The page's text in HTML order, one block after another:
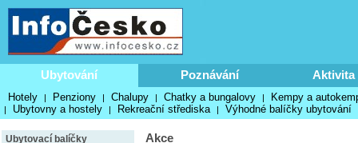
Ubytování Poznávání Aktivita
Hotely | Penziony | Chalupy | Chatky a bungalovy | Kempy a
| Ubytovny a hostely | Rekreační střediska | Výhodné balíčky ubytování
Ubytovací balíčky Akce